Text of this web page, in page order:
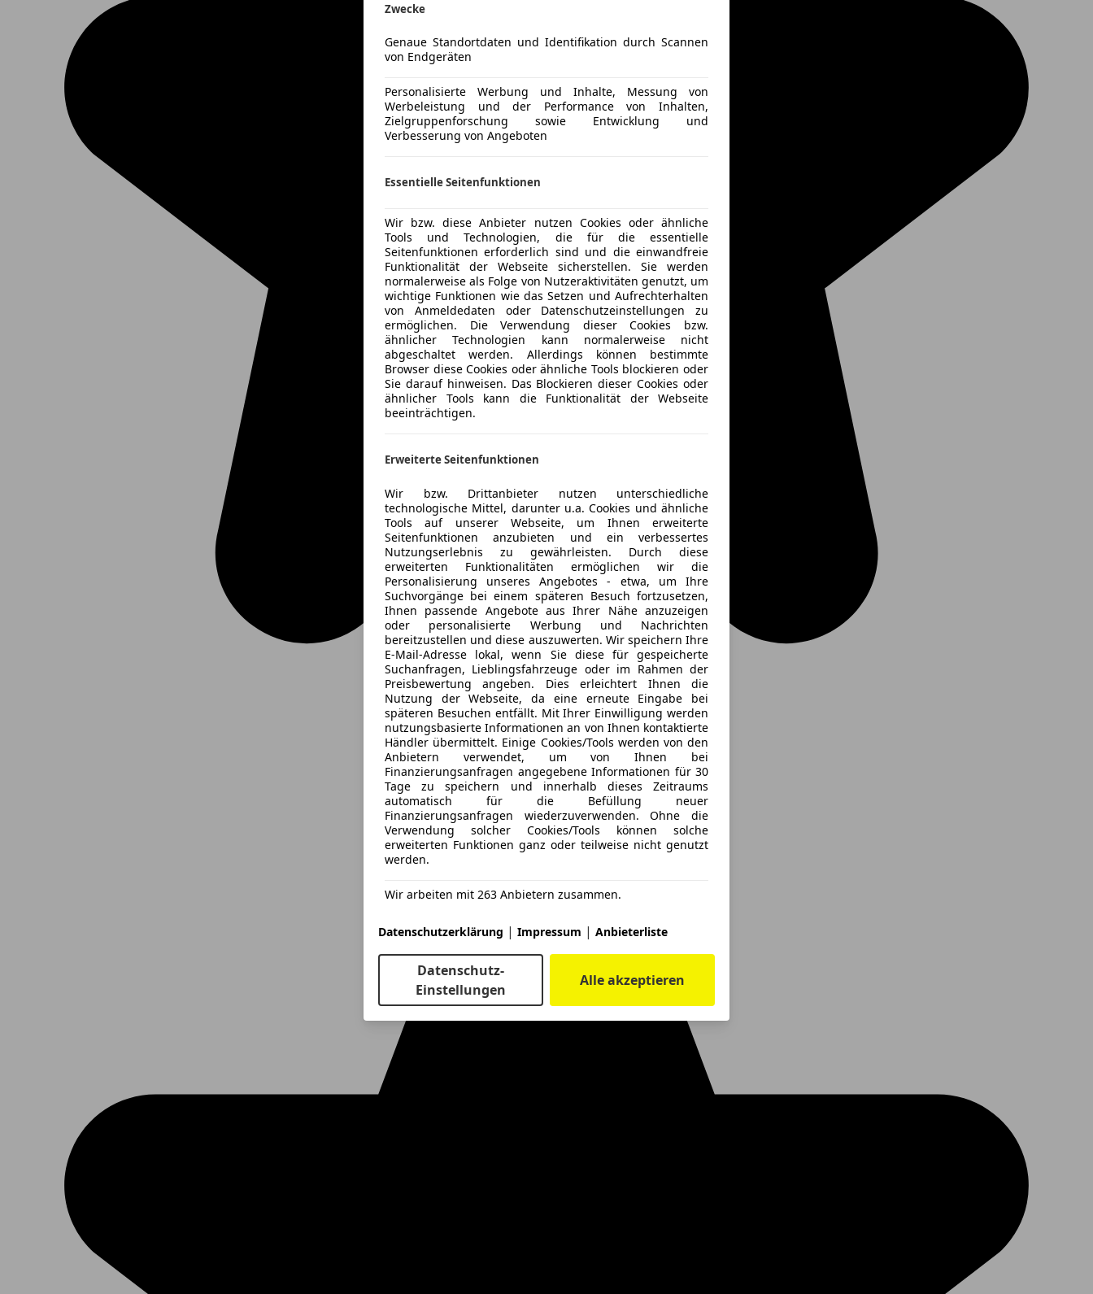
Zwecke
Genaue Standortdaten und Identifikation durch Scannen
von Endgeräten
Personalisierte Werbung und Inhalte, Messung von
Werbeleistung und der Performance von Inhalten,
Zielgruppenforschung sowie Entwicklung und
Verbesserung von Angeboten
Essentielle Seitenfunktionen
Wir bzw. diese Anbieter nutzen Cookies oder ähnliche
Tools und Technologien, die für die essentielle
Seitenfunktionen erforderlich sind und die einwandfreie
Funktionalität der Webseite sicherstellen. Sie werden
normalerweise als Folge von Nutzeraktivitäten genutzt, um
wichtige Funktionen wie das Setzen und Aufrechterhalten
von Anmeldedaten oder Datenschutzeinstellungen zu
ermöglichen. Die Verwendung dieser Cookies bzw.
ähnlicher Technologien kann normalerweise nicht
abgeschaltet werden. Allerdings können bestimmte
Browser diese Cookies oder ähnliche Tools blockieren oder
Sie darauf hinweisen. Das Blockieren dieser Cookies oder
ähnlicher Tools kann die Funktionalität der Webseite
beeinträchtigen.
Erweiterte Seitenfunktionen
Wir bzw. Drittanbieter nutzen unterschiedliche
technologische Mittel, darunter u.a. Cookies und ähnliche
Tools auf unserer Webseite, um Ihnen erweiterte
Seitenfunktionen anzubieten und ein verbessertes
Nutzungserlebnis zu gewährleisten. Durch diese
erweiterten Funktionalitäten ermöglichen wir die
Personalisierung unseres Angebotes - etwa, um Ihre
Suchvorgänge bei einem späteren Besuch fortzusetzen,
Ihnen passende Angebote aus Ihrer Nähe anzuzeigen
oder personalisierte Werbung und Nachrichten
bereitzustellen und diese auszuwerten. Wir speichern Ihre
E-Mail-Adresse lokal, wenn Sie diese für gespeicherte
Suchanfragen, Lieblingsfahrzeuge oder im Rahmen der
Preisbewertung angeben. Dies erleichtert Ihnen die
Nutzung der Webseite, da eine erneute Eingabe bei
späteren Besuchen entfällt. Mit Ihrer Einwilligung werden
nutzungsbasierte Informationen an von Ihnen kontaktierte
Händler übermittelt. Einige Cookies/Tools werden von den
Anbietern verwendet, um von Ihnen bei
Finanzierungsanfragen angegebene Informationen für 30
Tage zu speichern und innerhalb dieses Zeitraums
automatisch für die Befüllung neuer
Finanzierungsanfragen wiederzuverwenden. Ohne die
Verwendung solcher Cookies/Tools können solche
erweiterten Funktionen ganz oder teilweise nicht genutzt
werden.
Wir arbeiten mit 263 Anbietern zusammen.
Datenschutzerklärung | Impressum | Anbieterliste
Datenschutz-
Einstellungen
Alle akzeptieren